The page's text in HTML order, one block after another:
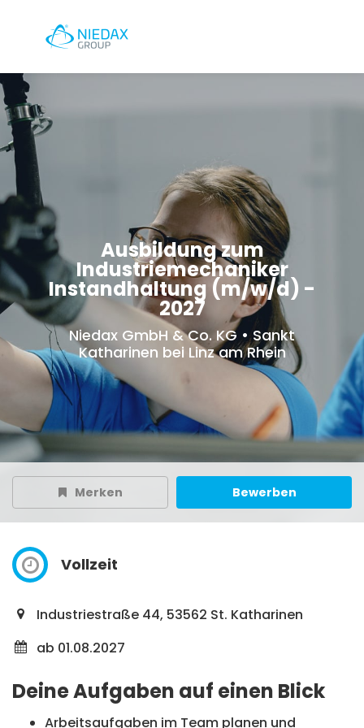
Ausbildung zum
Industriemechaniker
Instandhaltung (m/w/d) -
2027
Niedax GmbH & Co. KG • Sankt
Katharinen bei Linz am Rhein
Merken Bewerben
Vollzeit
Industriestraße 44, 53562 St. Katharinen
ab 01.08.2027
Deine Aufgaben auf einen Blick
Arbeitsaufgaben im Team planen und